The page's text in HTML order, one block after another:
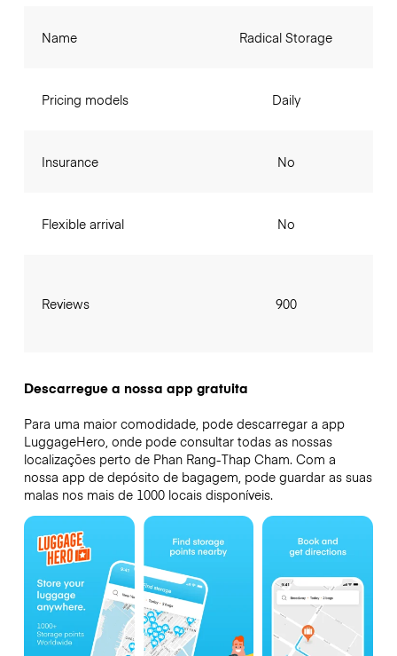
Name
Pricing models
Insurance
Flexible arrival
Reviews
Radical Storage
Daily
No
No
900
Descarregue a nossa app gratuita
Para uma maior comodidade, pode descarregar a app
LuggageHero, onde pode consultar todas as nossas
localizações perto de Phan Rang-Thap Cham. Com a
nossa app de depósito de bagagem, pode guardar as suas
malas nos mais de 1000 locais disponíveis.